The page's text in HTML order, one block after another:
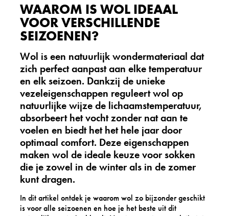
WAAROM IS WOL IDEAAL
VOOR VERSCHILLENDE
SEIZOENEN?
Wol is een natuurlijk wondermateriaal dat
zich perfect aanpast aan elke temperatuur
en elk seizoen. Dankzij de unieke
vezeleigenschappen reguleert wol op
natuurlijke wijze de lichaamstemperatuur,
absorbeert het vocht zonder nat aan te
voelen en biedt het het hele jaar door
optimaal comfort. Deze eigenschappen
maken wol de ideale keuze voor sokken
die je zowel in de winter als in de zomer
kunt dragen.
In dit artikel ontdek je waarom wol zo bijzonder geschikt
is voor alle seizoenen en hoe je het beste uit dit